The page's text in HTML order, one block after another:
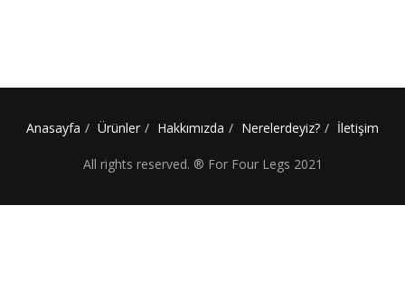
Anasayfa Ürünler Hakkımızda Nerelerdeyiz? İletişim
All rights reserved. ® For Four Legs 2021